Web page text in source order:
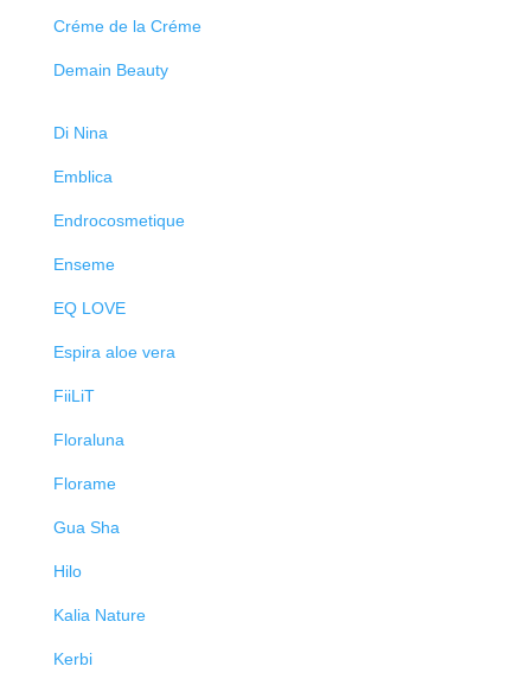
Créme de la Créme
Demain Beauty
Di Nina
Emblica
Endrocosmetique
Enseme
EQ LOVE
Espira aloe vera
FiiLiT
Floraluna
Florame
Gua Sha
Hilo
Kalia Nature
Kerbi